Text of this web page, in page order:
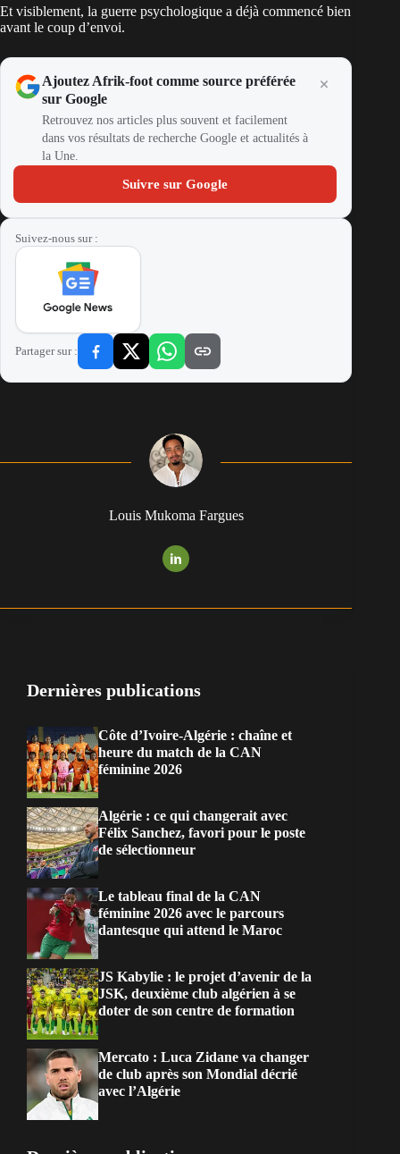
Et visiblement, la guerre psychologique a déjà commencé bien
avant le coup d’envoi.
Ajoutez Afrik-foot comme source préférée
sur Google
Retrouvez nos articles plus souvent et facilement
dans vos résultats de recherche Google et actualités à
la Une.
Suivre sur Google
Suivez-nous sur :
Partager sur :
Louis Mukoma Fargues
Dernières publications
Côte d’Ivoire-Algérie : chaîne et
heure du match de la CAN
féminine 2026
Algérie : ce qui changerait avec
Félix Sanchez, favori pour le poste
de sélectionneur
Le tableau final de la CAN
féminine 2026 avec le parcours
dantesque qui attend le Maroc
JS Kabylie : le projet d’avenir de la
JSK, deuxième club algérien à se
doter de son centre de formation
Mercato : Luca Zidane va changer
de club après son Mondial décrié
avec l’Algérie